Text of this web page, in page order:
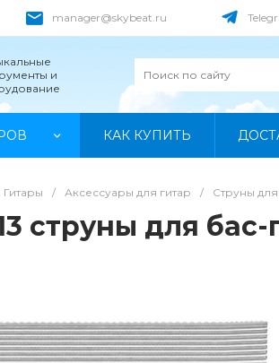
manager@skybeat.ru
и
КАК КУПИТЬ
Гитары / Аксессуары для гитар / Струны для
струны для